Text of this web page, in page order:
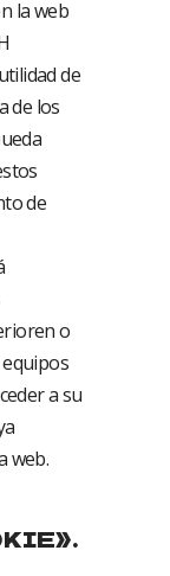
la web
de
de los
de
o
a su
web.